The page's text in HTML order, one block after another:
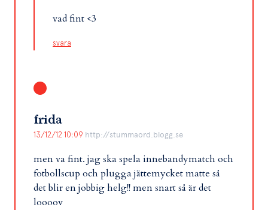
vad fint <3
svara
frida
13/12/12 10:09 http://stummaord.blogg.se
men va fint. jag ska spela innebandymatch och
fotbollscup och plugga jättemycket matte så
det blir en jobbig helg!! men snart så är det
loooov